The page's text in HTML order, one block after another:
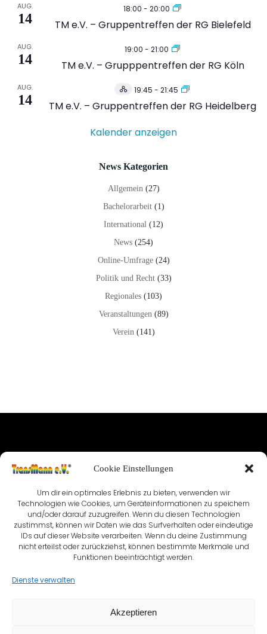
Cookie Einstellungen
Um dir ein optimales Erlebnis zu bieten, verwenden wir
Technologien wie Cookies, um Geräteinformationen zu speichern
und/oder darauf zuzugreifen. Wenn du diesen Technologien
zustimmst, können wir Daten wie das Surfverhalten oder eindeutige
IDs auf dieser Website verarbeiten. Wenn du deine Zustimmung
nicht erteilst oder zurückziehst, können bestimmte Merkmale und
Funktionen beeinträchtigt werden.
Dienste verwalten
Akzeptieren
AUG.
14
18:00 - 20:00
TM e.V. – Gruppentreffen der RG Bielefeld
AUG.
14
19:00 - 21:00
TM e.V. – Grupppentreffen der RG Köln
AUG.
14
Hybrid
Veranstaltung
19:45 - 21:45
TM e.V. – Gruppentreffen der RG Heidelberg
Kalender anzeigen
News Kategorien
Allgemein (27)
Bachelorarbeit(1)
International (12)
News (254)
Online-Umfrage(24)
Politik und Recht(33)
Regionales (103)
Veranstaltungen (89)
Verein (141)
IMPRESSUM
VEREINSSATZUNG KONTAKT
COOKIE-RICHTLINIE (EU)